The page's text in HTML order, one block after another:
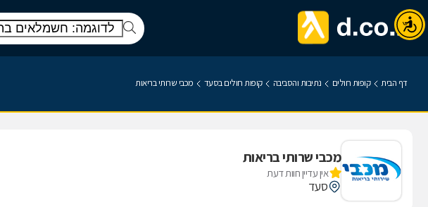
דף הבית קופות חולים נתיבות והסביבה קופות חולים בסעד מכבי שרותי בריאות
מכבי שרותי בריאות
אין עדיין חוות דעת
סעד